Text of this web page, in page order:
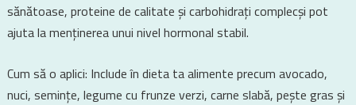
sănătoase, proteine de calitate și carbohidrați complecși pot
ajuta la menținerea unui nivel hormonal stabil.
Cum să o aplici: Include în dieta ta alimente precum avocado,
nuci, semințe, legume cu frunze verzi, carne slabă, pește gras și